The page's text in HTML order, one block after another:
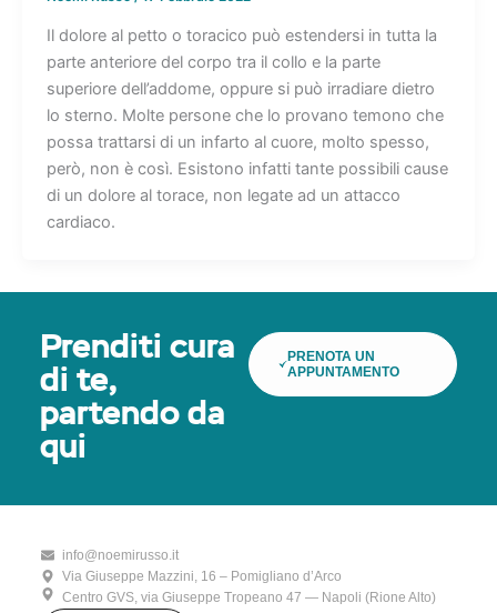
Il dolore al petto o toracico può estendersi in tutta la
parte anteriore del corpo tra il collo e la parte
superiore dell’addome, oppure si può irradiare dietro
lo sterno. Molte persone che lo provano temono che
possa trattarsi di un infarto al cuore, molto spesso,
però, non è così. Esistono infatti tante possibili cause
di un dolore al torace, non legate ad un attacco
cardiaco.
Prenditi cura
di te,
partendo da
qui
PRENOTA UN
APPUNTAMENTO
info@noemirusso.it
Via Giuseppe Mazzini, 16 – Pomigliano d’Arco
Centro GVS, via Giuseppe Tropeano 47 — Napoli (Rione Alto)